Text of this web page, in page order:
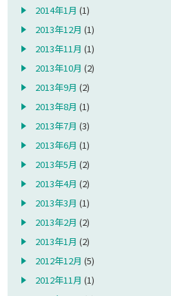
2014年1月 (1)
2013年12月 (1)
2013年11月 (1)
2013年10月 (2)
2013年9月 (2)
2013年8月 (1)
2013年7月 (3)
2013年6月 (1)
2013年5月 (2)
2013年4月 (2)
2013年3月 (1)
2013年2月 (2)
2013年1月 (2)
2012年12月 (5)
2012年11月 (1)